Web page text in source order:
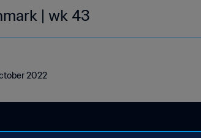
| wk 43
2022